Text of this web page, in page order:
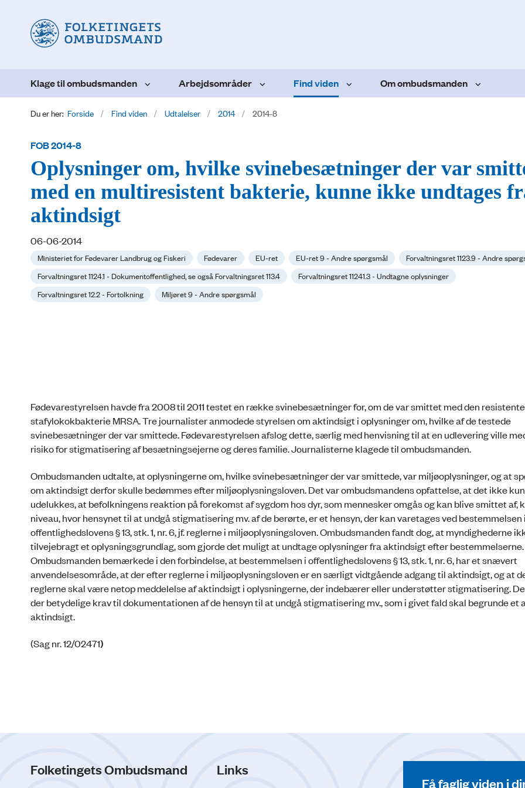
Klage til ombudsmanden Arbejdsområder Find viden Om ombudsmanden
Du er her: Forside Find viden Udtalelser 2014 2014-8
FOB 2014-8
Oplysninger om, hvilke svinebesætninger der var
med en multiresistent bakterie, kunne ikke undtages
aktindsigt
06-06-2014
Ministeriet for Fødevarer Landbrug og Fiskeri Fødevarer EU-ret EU-ret 9 - Andre spørgsmål
Forvaltningsret 1123.9 - Andre
Forvaltningsret 1124.1 - Dokumentoffentlighed, se også Forvaltningsret 113.4
Forvaltningsret 11241.3 - Undtagne oplysninger
Forvaltningsret 12.2 - Fortolkning
Miljøret 9 - Andre spørgsmål
Fødevarestyrelsen havde fra 2008 til 2011 testet en række svinebesætninger for, om de var smittet med den resistente
stafylokokbakterie MRSA. Tre journalister anmodede styrelsen om aktindsigt i oplysninger om, hvilke af de testede
svinebesætninger der var smittede. Fødevarestyrelsen afslog dette, særlig med henvisning til at en udlevering ville
risiko for stigmatisering af besætningsejerne og deres familie. Journalisterne klagede til ombudsmanden.
Ombudsmanden udtalte, at oplysningerne om, hvilke svinebesætninger der var smittede, var miljøoplysninger, og at
om aktindsigt derfor skulle bedømmes efter miljøoplysningsloven. Det var ombudsmandens opfattelse, at det ikke
udelukkes, at befolkningens reaktion på forekomst af sygdom hos dyr, som mennesker omgås og kan blive smittet af,
niveau, hvor hensynet til at undgå stigmatisering mv. af de berørte, er et hensyn, der kan varetages ved bestemmelsen i
offentlighedslovens § 13, stk. 1, nr. 6, jf. reglerne i miljøoplysningsloven. Ombudsmanden fandt dog, at myndighederne
tilvejebragt et oplysningsgrundlag, som gjorde det muligt at undtage oplysninger fra aktindsigt efter bestemmelserne.
Ombudsmanden bemærkede i den forbindelse, at bestemmelsen i offentlighedslovens § 13, stk. 1, nr. 6, har et snævert
anvendelsesområde, at der efter reglerne i miljøoplysningsloven er en særligt vidtgående adgang til aktindsigt, og at
reglerne skal være netop meddelelse af aktindsigt i oplysningerne, der indebærer eller understøtter stigmatisering.
der betydelige krav til dokumentationen af de hensyn til at undgå stigmatisering mv., som i givet fald skal begrunde et
aktindsigt.
(Sag nr. 12/02471)
Folketingets Ombudsmand
Links
Få faglig viden i